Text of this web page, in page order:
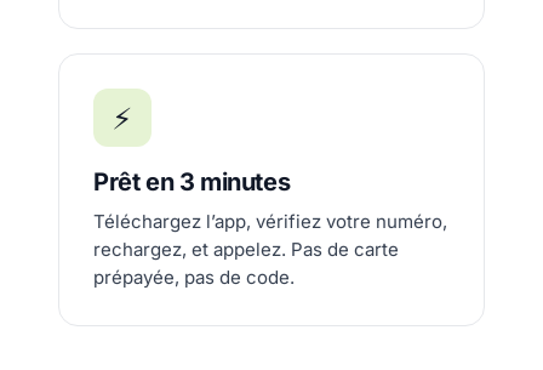
⚡
Prêt en 3 minutes
Téléchargez l’app, vérifiez votre numéro,
rechargez, et appelez. Pas de carte
prépayée, pas de code.